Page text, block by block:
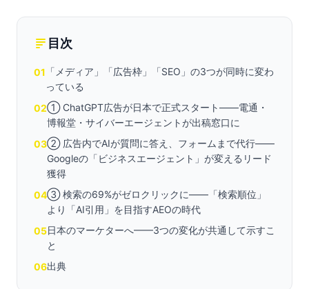
目次
01 「メディア」「広告枠」「SEO」の3つが同時に変わ
っている
02① ChatGPT広告が日本で正式スタート——電通・
博報堂・サイバーエージェントが出稿窓口に
03② 広告内でAIが質問に答え、フォームまで代行——
Googleの「ビジネスエージェント」が変えるリード
獲得
04③ 検索の69%がゼロクリックに——「検索順位」
より「AI引用」を目指すAEOの時代
05日本のマーケターへ——3つの変化が共通して示すこ
と
06出典